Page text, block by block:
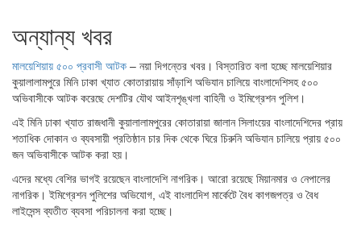
অন্যান্য খবর
মালয়েশিয়ায় ৫০০ প্রবাসী আটক – নয়া দিগন্তের খবর। বিস্তারিত বলা হচ্ছে মালয়েশিয়ার
কুয়ালালামপুরে মিনি ঢাকা খ্যাত কোতারায়ায় সাঁড়াশি অভিযান চালিয়ে বাংলাদেশিসহ ৫০০
অভিবাসীকে আটক করেছে দেশটির যৌথ আইনশৃঙ্খলা বাহিনী ও ইমিগ্রেশন পুলিশ।
এই মিনি ঢাকা খ্যাত রাজধানী কুয়ালালামপুরের কোতারায়া জালান সিলাংয়ের বাংলাদেশিদের প্রায়
শতাধিক দোকান ও ব্যবসায়ী প্রতিষ্ঠান চার দিক থেকে ঘিরে চিরুনি অভিযান চালিয়ে প্রায় ৫০০
জন অভিবাসীকে আটক করা হয়।
এদের মধ্যে বেশির ভাগই রয়েছেন বাংলাদেশি নাগরিক। আরো রয়েছে মিয়ানমার ও নেপালের
নাগরিক। ইমিগ্রেশন পুলিশের অভিযোগ, এই বাংলাদেিশ মার্কেটে বৈধ কাগজপত্র ও বৈধ
লাইসেন্স ব্যতীত ব্যবসা পরিচালনা করা হচ্ছে।